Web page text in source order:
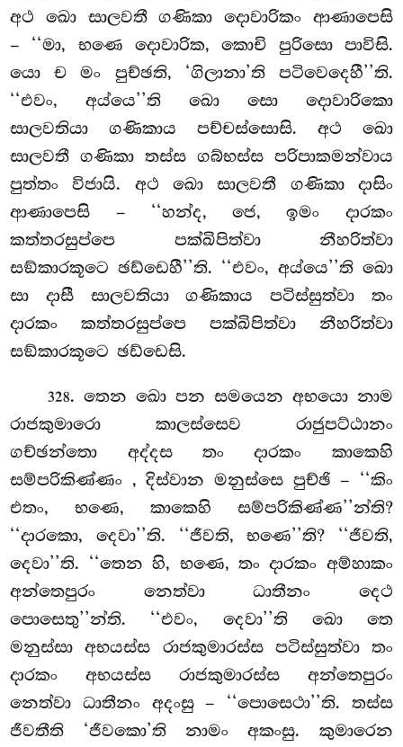
අථ ඛො සාලවතී ගණිකා දොවාරිකං ආණාපෙසි
– ‘‘මා, භණෙ දොවාරික, කොචි පුරිසො පාවිසි.
යො ච මං පුච්ඡති, ‘ගිලානා’ති පටිවෙදෙහී’’ති.
‘‘එවං, අය්යෙ’’ති ඛො සො දොවාරිකො
සාලවතියා ගණිකාය පච්චස්සොසි. අථ ඛො
සාලවතී ගණිකා තස්ස ගබ්භස්ස පරිපාකමන්වාය
පුත්තං විජායි. අථ ඛො සාලවතී ගණිකා දාසිං
ආණාපෙසි – ‘‘හන්ද, ජෙ, ඉමං දාරකං
කත්තරසුප්පෙ පක්ඛිපිත්වා නීහරිත්වා
සඞ්කාරකූටෙ ඡඩ්ඩෙහී’’ති. ‘‘එවං, අය්යෙ’’ති ඛො
සා දාසී සාලවතියා ගණිකාය පටිස්සුත්වා තං
දාරකං කත්තරසුප්පෙ පක්ඛිපිත්වා නීහරිත්වා
සඞ්කාරකූටෙ ඡඩ්ඩෙසි.
328. තෙන ඛො පන සමයෙන අභයො නාම
රාජකුමාරො කාලස්සෙව රාජුපට්ඨානං
ගච්ඡන්තො අද්දස තං දාරකං කාකෙහි
සම්පරිකිණ්ණං , දිස්වාන මනුස්සෙ පුච්ඡි – ‘‘කිං
එතං, භණෙ, කාකෙහි සම්පරිකිණ්ණ’’න්ති?
‘‘දාරකො, දෙවා’’ති. ‘‘ජීවති, භණෙ’’ති? ‘‘ජීවති,
දෙවා’’ති. ‘‘තෙන හි, භණෙ, තං දාරකං අම්හාකං
අන්තෙපුරං නෙත්වා ධාතීනං දෙථ
පොසෙතු’’න්ති. ‘‘එවං, දෙවා’’ති ඛො තෙ
මනුස්සා අභයස්ස රාජකුමාරස්ස පටිස්සුත්වා තං
දාරකං අභයස්ස රාජකුමාරස්ස අන්තෙපුරං
නෙත්වා ධාතීනං අදංසු – ‘‘පොසෙථා’’ති. තස්ස
ජීවතීති ‘ජීවකො’ති නාමං අකංසු. කුමාරෙන